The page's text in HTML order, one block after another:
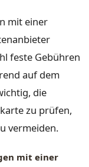
mit einer
feste Gebühren
auf dem
die
zu prüfen,
vermeiden.
mit einer